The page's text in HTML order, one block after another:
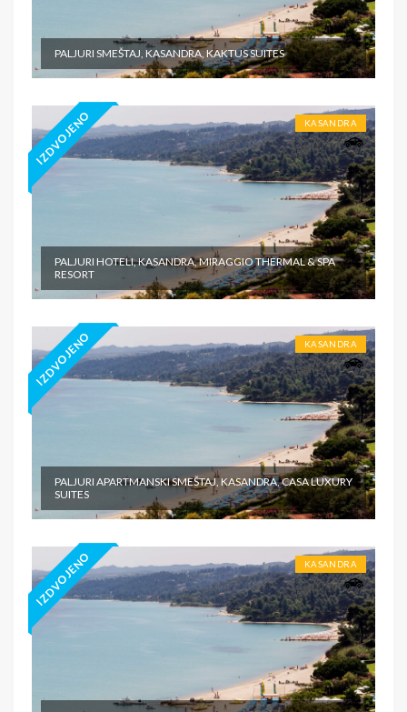
PALJURI SMEŠTAJ, KASANDRA, KAKTUS SUITES
IZDVOJENO KASANDRA
PALJURI HOTELI, KASANDRA, MIRAGGIO THERMAL & SPA
RESORT
IZDVOJENO KASANDRA
PALJURI APARTMANSKI SMEŠTAJ, KASANDRA, CASA LUXURY
SUITES
IZDVOJENO KASANDRA